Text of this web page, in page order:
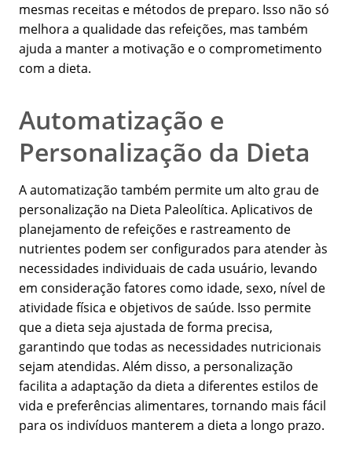
mesmas receitas e métodos de preparo. Isso não só
melhora a qualidade das refeições, mas também
ajuda a manter a motivação e o comprometimento
com a dieta.
Automatização e
Personalização da Dieta
A automatização também permite um alto grau de
personalização na Dieta Paleolítica. Aplicativos de
planejamento de refeições e rastreamento de
nutrientes podem ser configurados para atender às
necessidades individuais de cada usuário, levando
em consideração fatores como idade, sexo, nível de
atividade física e objetivos de saúde. Isso permite
que a dieta seja ajustada de forma precisa,
garantindo que todas as necessidades nutricionais
sejam atendidas. Além disso, a personalização
facilita a adaptação da dieta a diferentes estilos de
vida e preferências alimentares, tornando mais fácil
para os indivíduos manterem a dieta a longo prazo.